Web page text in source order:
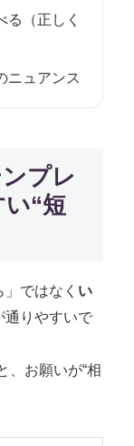
る（正しく
ニュアンス
プレ
い“短
ではなく い
通りやすいで
、お願いが“相